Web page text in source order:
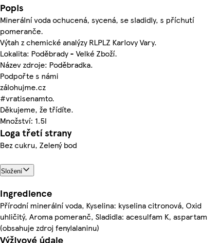
Popis
Minerální voda ochucená, sycená, se sladidly, s příchutí
pomeranče.
Výtah z chemické analýzy RLPLZ Karlovy Vary.
Lokalita: Poděbrady - Velké Zboží.
Název zdroje: Poděbradka.
Podpořte s námi
zálohujme.cz
#vratisenamto.
Děkujeme, že třídíte.
Množství: 1.5l
Loga třetí strany
Bez cukru, Zelený bod
Složení
Ingredience
Přírodní minerální voda, Kyselina: kyselina citronová, Oxid
uhličitý, Aroma pomeranč, Sladidla: acesulfam K, aspartam
(obsahuje zdroj fenylalaninu)
Výživové údaje